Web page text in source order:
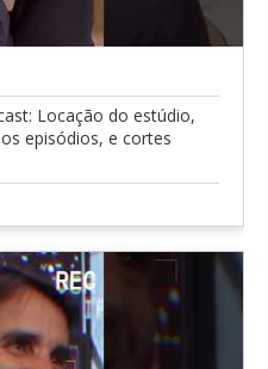
Locação do estúdio,
episódios, e cortes